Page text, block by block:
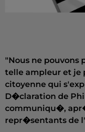
"Nous ne
telle ampleur et je
citoyenne qui
D�claration de
communiqu�,
repr�sentants de